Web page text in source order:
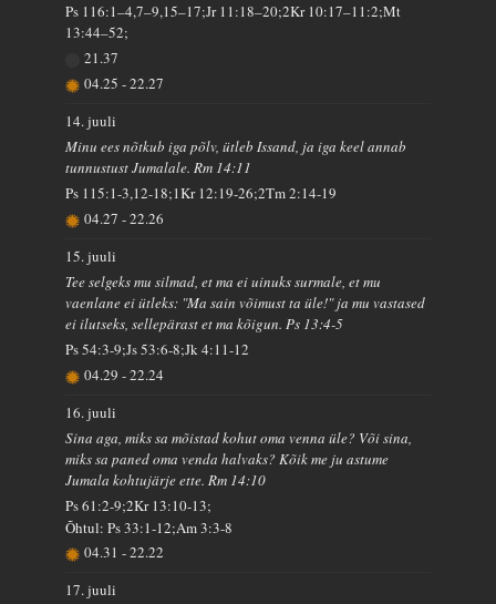
Ps 116:1–4,7–9,15–17;Jr 11:18–20;2Kr 10:17–11:2;Mt
13:44–52;
21.37
04.25-22.27
14. juuli
Minu ees nõtkub iga põlv, ütleb Issand, ja iga keel annab
tunnustust Jumalale. Rm 14:11
Ps 115:1-3,12-18;1Kr 12:19-26;2Tm 2:14-19
04.27-22.26
15. juuli
Tee selgeks mu silmad, et ma ei uinuks surmale, et mu
vaenlane ei ütleks: "Ma sain võimust ta üle!" ja mu vastased
ei ilutseks, sellepärast et ma kõigun. Ps 13:4-5
Ps 54:3-9;Js 53:6-8;Jk 4:11-12
04.29-22.24
16. juuli
Sina aga, miks sa mõistad kohut oma venna üle? Või sina,
miks sa paned oma venda halvaks? Kõik me ju astume
Jumala kohtujärje ette. Rm 14:10
Ps 61:2-9;2Kr 13:10-13;
Õhtul: Ps 33:1-12;Am 3:3-8
04.31-22.22
17. juuli